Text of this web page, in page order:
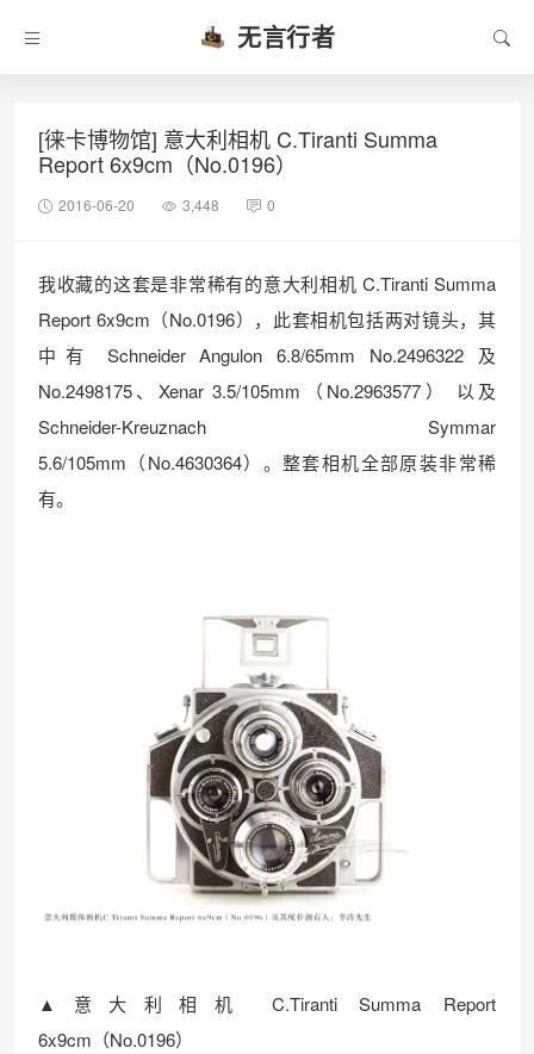
无言行者
[徕卡博物馆] 意大利相机 C.Tiranti Summa
Report 6x9cm（No.0196）
2016-06-20 3,448 0
我收藏的这套是非常稀有的意大利相机 C.Tiranti Summa
Report 6x9cm（No.0196），此套相机包括两对镜头，其
中有 Schneider Angulon 6.8/65mm No.2496322 及
No.2498175、Xenar 3.5/105mm（No.2963577） 以及
Schneider-Kreuznach Symmar
5.6/105mm（No.4630364）。整套相机全部原装非常稀
有。
▲意大利相机 C.Tiranti Summa Report
6x9cm（No.0196）